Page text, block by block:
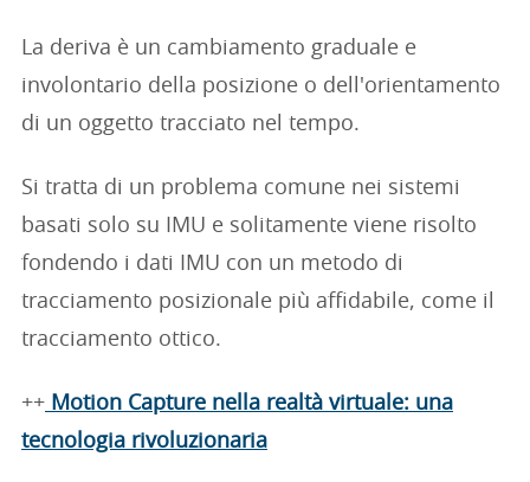
La deriva è un cambiamento graduale e
involontario della posizione o dell'orientamento
di un oggetto tracciato nel tempo.
Si tratta di un problema comune nei sistemi
basati solo su IMU e solitamente viene risolto
fondendo i dati IMU con un metodo di
tracciamento posizionale più affidabile, come il
tracciamento ottico.
++ Motion Capture nella realtà virtuale: una
tecnologia rivoluzionaria